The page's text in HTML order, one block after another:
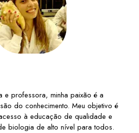
e professora, minha paixão é a
do conhecimento. Meu objetivo é
à educação de qualidade e
biologia de alto nível para todos.